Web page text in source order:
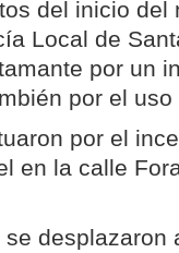
del inicio del
Local de
por un
por el
por el
en la calle
desplazaron